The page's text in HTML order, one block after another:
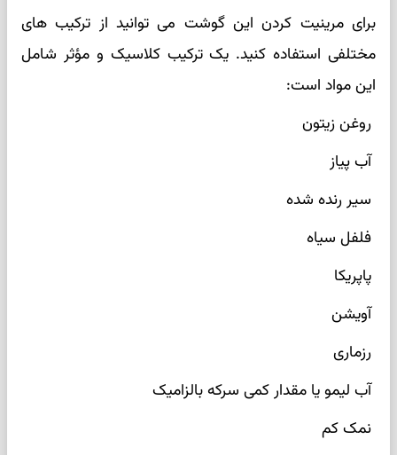
برای مرینیت کردن این گوشت می توانید از ترکیب های
مختلفی استفاده کنید. یک ترکیب کلاسیک و مؤثر شامل
این مواد است:
روغن زیتون
آب پیاز
سیر رنده شده
فلفل سیاه
پاپریکا
آویشن
رزماری
آب لیمو یا مقدار کمی سرکه بالزامیک
نمک کم